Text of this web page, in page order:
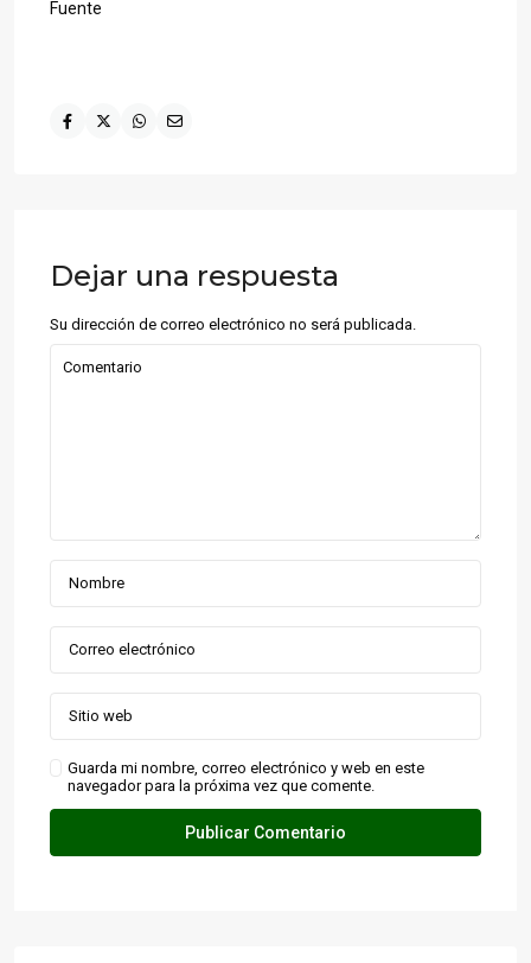
Fuente
Dejar una respuesta
Su dirección de correo electrónico no será publicada.
Guarda mi nombre, correo electrónico y web en este
navegador para la próxima vez que comente.